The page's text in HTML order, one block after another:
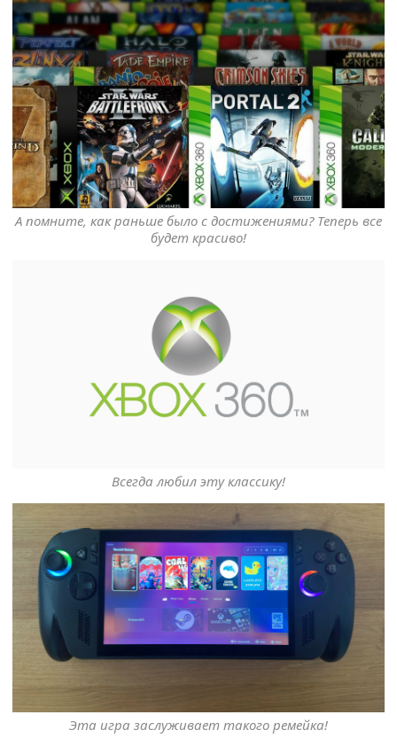
А помните, как раньше было с достижениями? Теперь все
будет красиво!
Всегда любил эту классику!
Эта игра заслуживает такого ремейка!